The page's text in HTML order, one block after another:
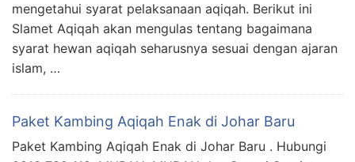
mengetahui syarat pelaksanaan aqiqah. Berikut ini
Slamet Aqiqah akan mengulas tentang bagaimana
syarat hewan aqiqah seharusnya sesuai dengan ajaran
islam, …
Paket Kambing Aqiqah Enak di Johar Baru
Paket Kambing Aqiqah Enak di Johar Baru . Hubungi